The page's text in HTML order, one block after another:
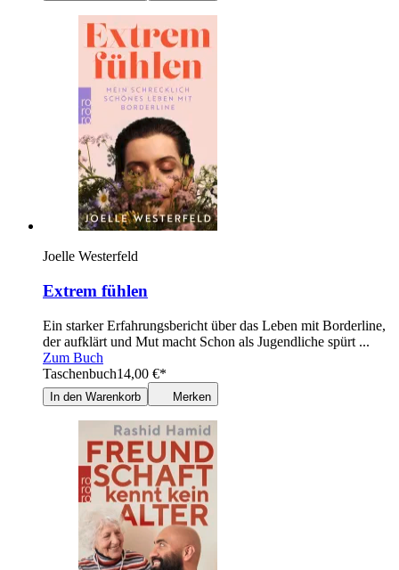
Joelle Westerfeld
Extrem fühlen
Ein starker Erfahrungsbericht über das Leben mit Borderline,
der aufklärt und Mut macht Schon als Jugendliche spürt ...
Zum Buch
Taschenbuch14,00 €*
In den Warenkorb Merken